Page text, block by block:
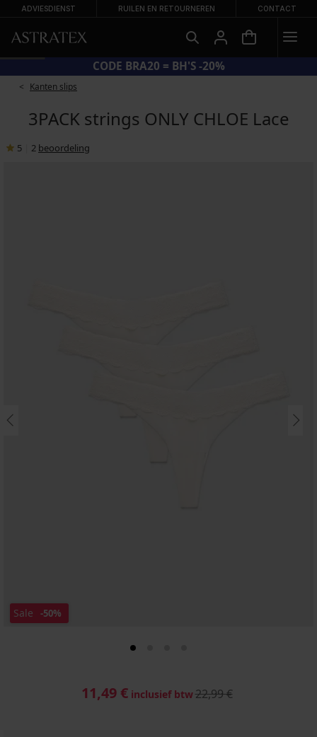
ADVIESDIENST RUILEN EN RETOURNEREN CONTACT
CODE BRA20 = BH'S -20%
Kanten slips
3PACK strings ONLY CHLOE Lace
5 2 beoordeling
Sale -50%
11,49 € inclusief btw22,99 €